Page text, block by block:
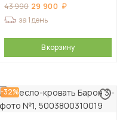
43 990 29 900
за 1 день
В корзину
-32%